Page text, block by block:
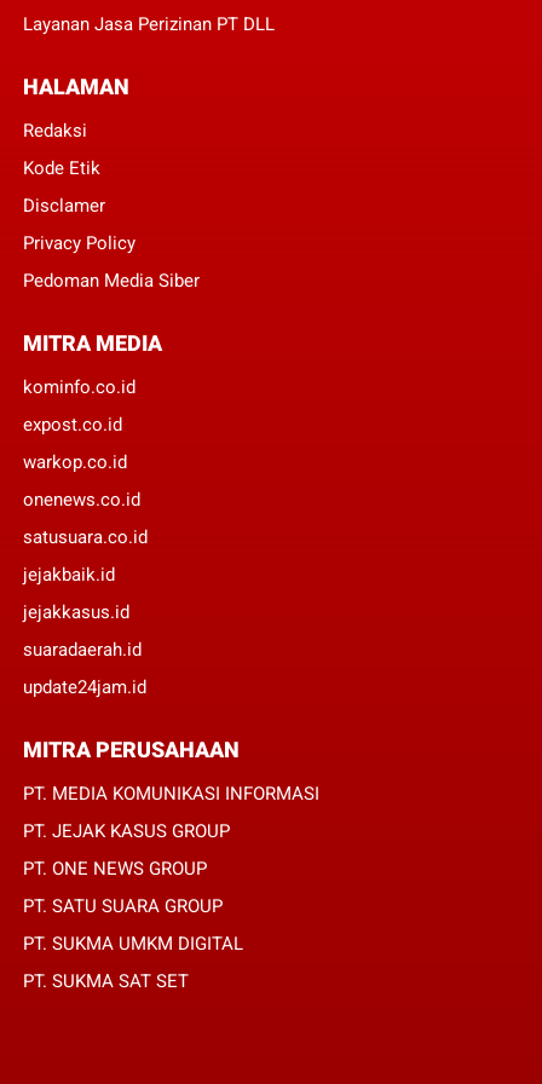
Layanan Jasa Perizinan PT DLL
HALAMAN
Redaksi
Kode Etik
Disclamer
Privacy Policy
Pedoman Media Siber
MITRA MEDIA
kominfo.co.id
expost.co.id
warkop.co.id
onenews.co.id
satusuara.co.id
jejakbaik.id
jejakkasus.id
suaradaerah.id
update24jam.id
MITRA PERUSAHAAN
PT. MEDIA KOMUNIKASI INFORMASI
PT. JEJAK KASUS GROUP
PT. ONE NEWS GROUP
PT. SATU SUARA GROUP
PT. SUKMA UMKM DIGITAL
PT. SUKMA SAT SET